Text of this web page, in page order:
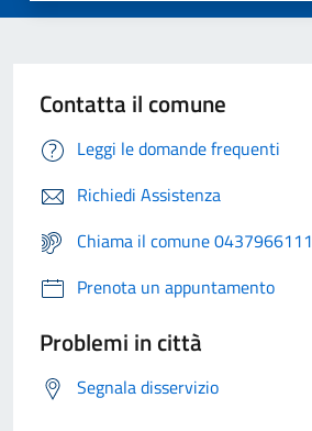
Contatta il comune
Leggi le domande frequenti
Richiedi Assistenza
Chiama il comune 0437966111
Prenota un appuntamento
Problemi in città
Segnala disservizio